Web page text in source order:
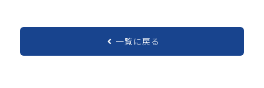
一覧に戻る